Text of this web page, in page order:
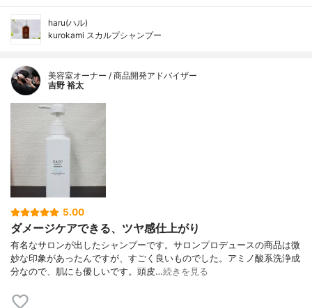
haru(ハル)
kurokami スカルプシャンプー
美容室オーナー / 商品開発アドバイザー
吉野 裕太
5.00
ダメージケアできる、ツヤ感仕上がり
有名なサロンが出したシャンプーです。サロンプロデュースの商品は微
妙な印象があったんですが、すごく良いものでした。アミノ酸系洗浄成
分なので、肌にも優しいです。頭皮…続きを見る